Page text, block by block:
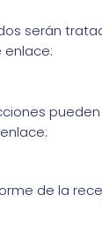
serán
de la